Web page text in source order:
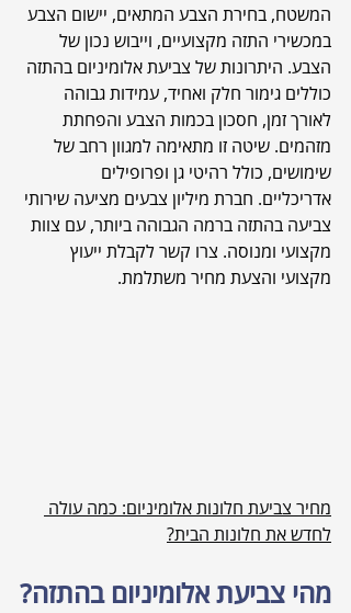
המשטח, בחירת הצבע המתאים, יישום הצבע
במכשירי התזה מקצועיים, וייבוש נכון של
הצבע. היתרונות של צביעת אלומיניום בהתזה
כוללים גימור חלק ואחיד, עמידות גבוהה
לאורך זמן, חסכון בכמות הצבע והפחתת
מזהמים. שיטה זו מתאימה למגוון רחב של
שימושים, כולל רהיטי גן ופרופילים
אדריכליים. חברת מיליון צבעים מציעה שירותי
צביעה בהתזה ברמה הגבוהה ביותר, עם צוות
מקצועי ומנוסה. צרו קשר לקבלת ייעוץ
מקצועי והצעת מחיר משתלמת.
מחיר צביעת חלונות אלומיניום: כמה עולה
לחדש את חלונות הבית?
מהי צביעת אלומיניום בהתזה?